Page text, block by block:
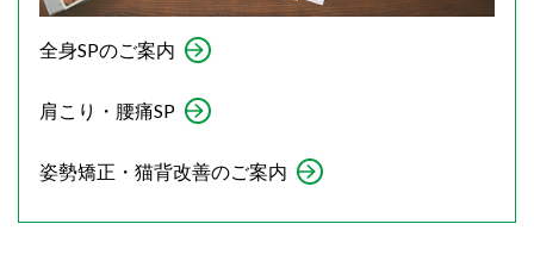
全身SPのご案内
肩こり・腰痛SP
姿勢矯正・猫背改善のご案内